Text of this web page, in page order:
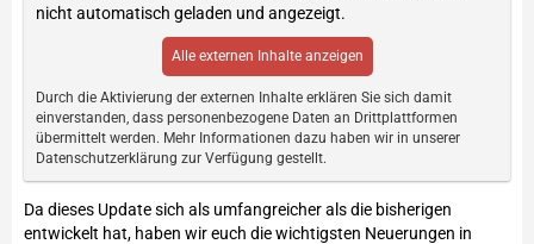
nicht automatisch geladen und angezeigt.
Alle externen Inhalte anzeigen
Durch die Aktivierung der externen Inhalte erklären Sie sich damit
einverstanden, dass personenbezogene Daten an Drittplattformen
übermittelt werden. Mehr Informationen dazu haben wir in unserer
Datenschutzerklärung zur Verfügung gestellt.
Da dieses Update sich als umfangreicher als die bisherigen
entwickelt hat, haben wir euch die wichtigsten Neuerungen in